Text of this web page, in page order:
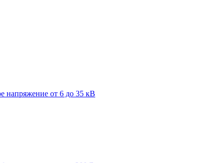
напряжение от 6 до 35 кВ